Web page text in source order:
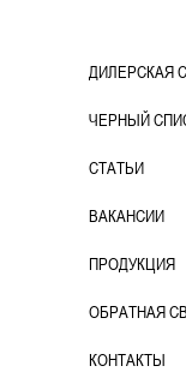
ДИЛЕРСКАЯ
ЧЕРНЫЙ
СТАТЬИ
ВАКАНСИИ
ПРОДУКЦИЯ
ОБРАТНАЯ
КОНТАКТЫ